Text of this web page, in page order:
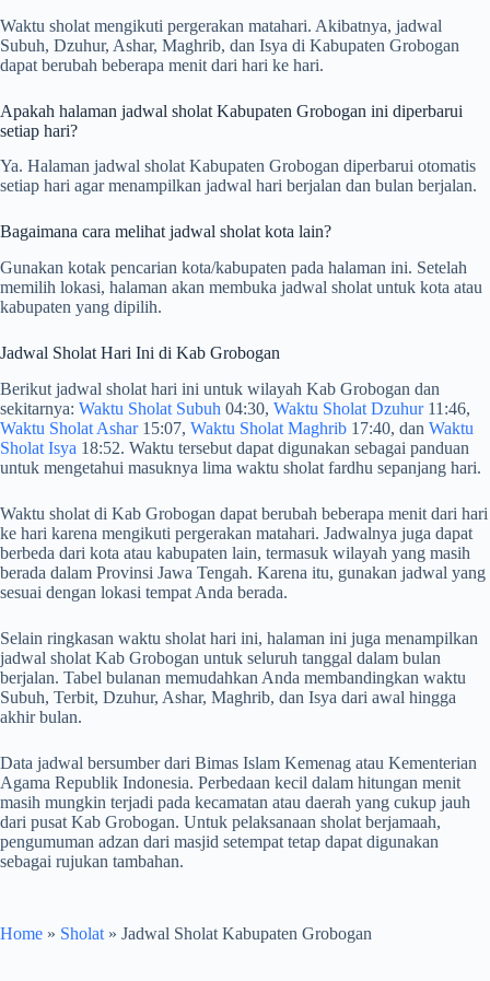
Waktu sholat mengikuti pergerakan matahari. Akibatnya, jadwal
Subuh, Dzuhur, Ashar, Maghrib, dan Isya di Kabupaten Grobogan
dapat berubah beberapa menit dari hari ke hari.
Apakah halaman jadwal sholat Kabupaten Grobogan ini diperbarui
setiap hari?
Ya. Halaman jadwal sholat Kabupaten Grobogan diperbarui otomatis
setiap hari agar menampilkan jadwal hari berjalan dan bulan berjalan.
Bagaimana cara melihat jadwal sholat kota lain?
Gunakan kotak pencarian kota/kabupaten pada halaman ini. Setelah
memilih lokasi, halaman akan membuka jadwal sholat untuk kota atau
kabupaten yang dipilih.
Jadwal Sholat Hari Ini di Kab Grobogan
Berikut jadwal sholat hari ini untuk wilayah Kab Grobogan dan
sekitarnya: Waktu Sholat Subuh 04:30, Waktu Sholat Dzuhur11:46,
Waktu Sholat Ashar15:07, Waktu Sholat Maghrib 17:40, dan Waktu
Sholat Isya 18:52. Waktu tersebut dapat digunakan sebagai panduan
untuk mengetahui masuknya lima waktu sholat fardhu sepanjang hari.
Waktu sholat di Kab Grobogan dapat berubah beberapa menit dari hari
ke hari karena mengikuti pergerakan matahari. Jadwalnya juga dapat
berbeda dari kota atau kabupaten lain, termasuk wilayah yang masih
berada dalam Provinsi Jawa Tengah. Karena itu, gunakan jadwal yang
sesuai dengan lokasi tempat Anda berada.
Selain ringkasan waktu sholat hari ini, halaman ini juga menampilkan
jadwal sholat Kab Grobogan untuk seluruh tanggal dalam bulan
berjalan. Tabel bulanan memudahkan Anda membandingkan waktu
Subuh, Terbit, Dzuhur, Ashar, Maghrib, dan Isya dari awal hingga
akhir bulan.
Data jadwal bersumber dari Bimas Islam Kemenag atau Kementerian
Agama Republik Indonesia. Perbedaan kecil dalam hitungan menit
masih mungkin terjadi pada kecamatan atau daerah yang cukup jauh
dari pusat Kab Grobogan. Untuk pelaksanaan sholat berjamaah,
pengumuman adzan dari masjid setempat tetap dapat digunakan
sebagai rujukan tambahan.
Home » Sholat » Jadwal Sholat Kabupaten Grobogan